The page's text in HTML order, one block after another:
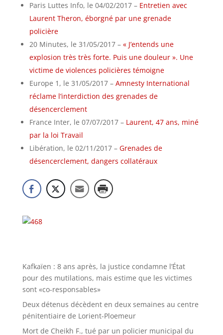
Paris Luttes Info, le 04/02/2017 – Entretien avec
Laurent Theron, éborgné par une grenade
policière
20 Minutes, le 31/05/2017 – « J’entends une
explosion très très forte. Puis une douleur ». Une
victime de violences policières témoigne
Europe 1, le 31/05/2017 – Amnesty International
réclame l’interdiction des grenades de
désencerclement
France Inter, le 07/07/2017 – Laurent, 47 ans, miné
par la loi Travail
Libération, le 02/11/2017 – Grenades de
désencerclement, dangers collatéraux
Kafkaïen : 8 ans après, la justice condamne l’État
pour des mutilations, mais estime que les victimes
sont «co-responsables»
Deux détenus décèdent en deux semaines au centre
pénitentiaire de Lorient-Ploemeur
Mort de Cheikh F., tué par un policier municipal du